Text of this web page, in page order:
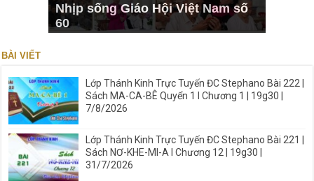
Nhịp sống Giáo Hội Việt Nam số
60
BÀI VIẾT
Lớp Thánh Kinh Trực Tuyến ĐC Stephano Bài 222 |
Sách MA-CA-BÊ Quyển 1 I Chương 1 | 19g30 |
7/8/2026
Lớp Thánh Kinh Trực Tuyến ĐC Stephano Bài 221 |
Sách NƠ-KHE-MI-A I Chương 12 | 19g30 |
31/7/2026